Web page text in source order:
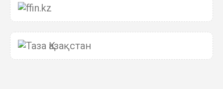
Главное значение новой Конституции –
приблизить государство к человеку –Жанара
Джигитекова